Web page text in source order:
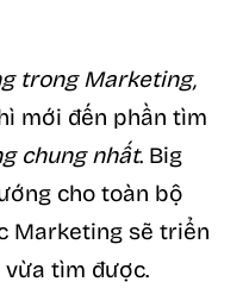
trong Marketing,
mới đến phần tìm
chung nhất. Big
cho toàn bộ
Marketing sẽ triển
tìm được.